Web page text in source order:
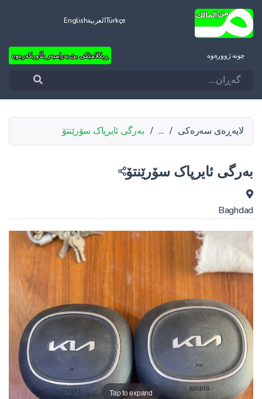
TürkçeالعربيةEnglish
چونه‌ ژووره‌وه‌ ڕیکلامێکی بێ بەرامبەر بڵاو بکەرەوە
لاپەڕەی سەرەکی /
...
/ بەرگی ئایرپاک سۆرێنتۆ
بەرگی ئایرپاک سۆرێنتۆ
Baghdad
Tap to expand